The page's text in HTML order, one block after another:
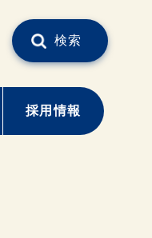
検索
採用情報